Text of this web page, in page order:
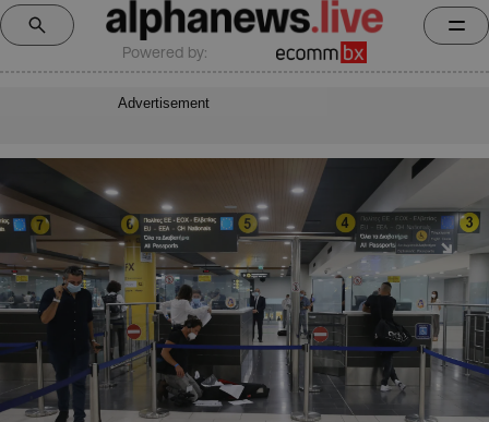
Powered by:
Advertisement